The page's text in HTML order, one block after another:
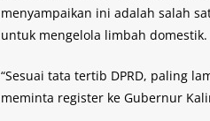
menyampaikan ini adalah salah
untuk mengelola limbah domestik.
“Sesuai tata tertib DPRD, paling
meminta register ke Gubernur